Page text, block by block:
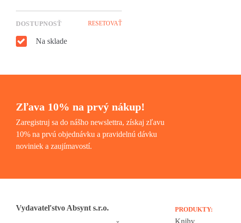
DOSTUPNOSŤ RESETOVAŤ
Na sklade
Zľava 10% na prvý nákup!
Zaregistruj sa do nášho newslettra, získaj zľavu
10% na prvú objednávku a pravidelnú dávku
noviniek a zaujímavostí.
Vydavateľstvo Absynt s.r.o. PRODUKTY:
Knihy